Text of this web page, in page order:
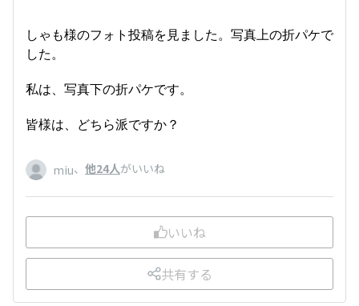
しゃも様のフォト投稿を見ました。写真上の折パケで
した。
私は、写真下の折パケです。
皆様は、どちら派ですか？
miu、 他24人がいいね
いいね
共有する